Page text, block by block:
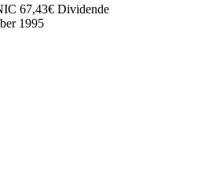
67,43€ Dividende
1995